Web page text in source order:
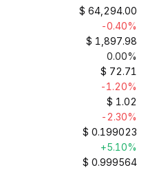
$ 64,294.00
-0.40%
$ 1,897.98
0.00%
$ 72.71
-1.20%
$ 1.02
-2.30%
$ 0.199023
+5.10%
$ 0.999564